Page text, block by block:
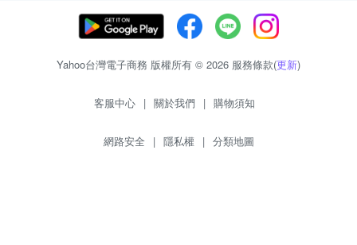
Yahoo台灣電子商務 版權所有 © 2026 服務條款(更新)
客服中心 | 關於我們 | 購物須知
網路安全 | 隱私權 | 分類地圖